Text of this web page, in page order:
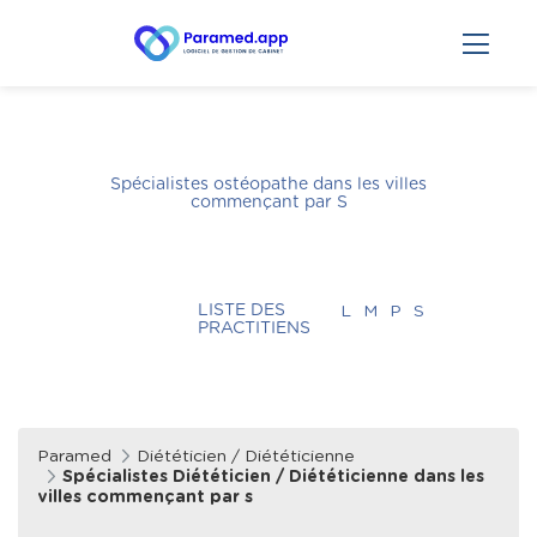
Spécialistes ostéopathe dans les villes
commençant par S
LISTE DES
PRACTITIENS
L M P S
Paramed
Diététicien / Diététicienne
Spécialistes Diététicien / Diététicienne dans les
villes commençant par s